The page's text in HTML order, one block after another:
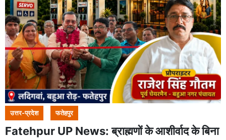
उत्तर-प्रदेश फतेहपुर
Fatehpur UP News: ब्राह्मणों के आशीर्वाद के बिना